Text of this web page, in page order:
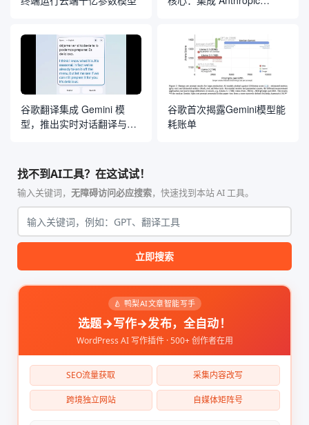
谷歌翻译集成 Gemini 模
型，推出实时对话翻译与定
谷歌首次揭露Gemini模型能
耗账单
找不到AI工具？在这试试！
输入关键词， 无障碍访问必应搜索，快速找到本站 AI 工具。
立即搜索
🍐 鸭梨AI文章智能写手
选题→写作→发布，全自动！
WordPress AI 写作插件 · 500+ 创作者在用
SEO流量获取 采集内容改写
跨境独立网站 自媒体矩阵号